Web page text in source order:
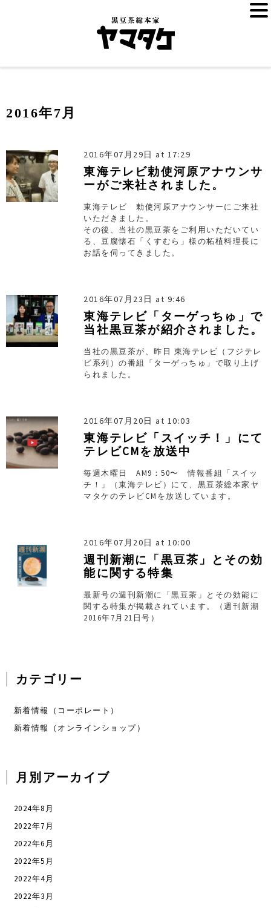
2016年7月
2016年07月29日 at 17:29
東海テレビ勅使河原アナウンサ
ーがご来社されました。
東海テレビ 勅使河原アナウンサーにご来社
いただきました。
その後、当社の黒豆茶をご利用いただいてい
る、豆腐懐石「くすむら」様の柘植料理長に
お話を伺ってきました。
2016年07月23日 at 9:46
東海テレビ「ターゲっちゅ」で
当社黒豆茶が紹介されました。
当社の黒豆茶が、昨日 東海テレビ（フジテレ
ビ系列）の番組「ターゲっちゅ」で取り上げ
られました。
2016年07月20日 at 10:03
東海テレビ「スイッチ！」にて
テレビCMを放送中
毎週木曜日 AM9：50〜 情報番組「スイッ
チ！」（東海テレビ）にて、黒豆茶総本家ヤ
マタケのテレビCMを放送しています。
2016年07月20日 at 10:00
週刊新潮に「黒豆茶」とその効
能に関する特集
最新号の週刊新潮に「黒豆茶」とその効能に
関する特集が掲載されています。（週刊新潮
2016年7月21日号）
カテゴリー
新着情報（コーポレート）
新着情報（オンラインショップ）
月別アーカイブ
2024年8月
2022年7月
2022年6月
2022年5月
2022年4月
2022年3月